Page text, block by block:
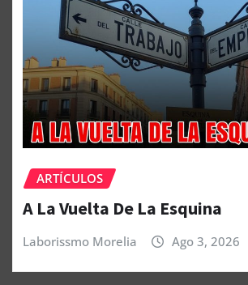
ARTÍCULOS
A La Vuelta De La Esquina
Laborissmo Morelia Ago 3, 2026